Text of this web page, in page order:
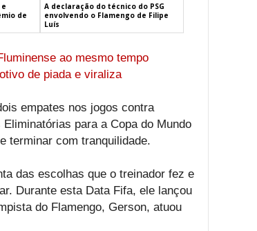
de
A declaração do técnico do PSG
envolvendo o Flamengo de Filipe
Luís
ao mesmo tempo
de piada e viraliza
empates nos jogos contra
para a Copa do Mundo
terminar com tranquilidade.
das escolhas que o treinador fez e
Durante esta Data Fifa, ele lançou
do Flamengo, Gerson, atuou